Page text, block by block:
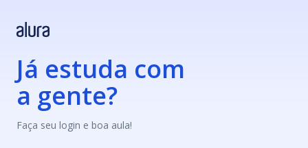
Já estuda com
a gente?
Faça seu login e boa aula!